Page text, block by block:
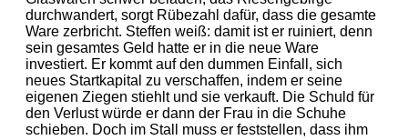
durchwandert, sorgt Rübezahl dafür, dass die gesamte
Ware zerbricht. Steffen weiß: damit ist er ruiniert, denn
sein gesamtes Geld hatte er in die neue Ware
investiert. Er kommt auf den dummen Einfall, sich
neues Startkapital zu verschaffen, indem er seine
eigenen Ziegen stiehlt und sie verkauft. Die Schuld für
den Verlust würde er dann der Frau in die Schuhe
schieben. Doch im Stall muss er feststellen, dass ihm